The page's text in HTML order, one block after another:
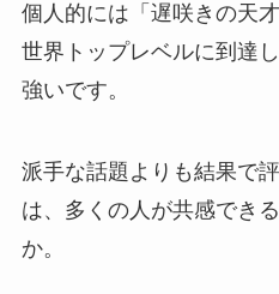
個人的には「遅咲きの天
世界トップレベルに到達
強いです。
派手な話題よりも結果で
は、多くの人が共感でき
か。